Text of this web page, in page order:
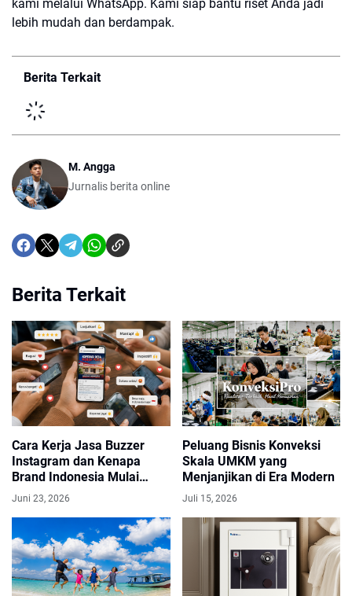
kami melalui WhatsApp. Kami siap bantu riset Anda jadi
lebih mudah dan berdampak.
Berita Terkait
M. Angga
Jurnalis berita online
Berita Terkait
Cara Kerja Jasa Buzzer
Instagram dan Kenapa
Brand Indonesia Mulai
Menggunakannya
Juni 23, 2026
Peluang Bisnis Konveksi
Skala UMKM yang
Menjanjikan di Era Modern
Juli 15, 2026